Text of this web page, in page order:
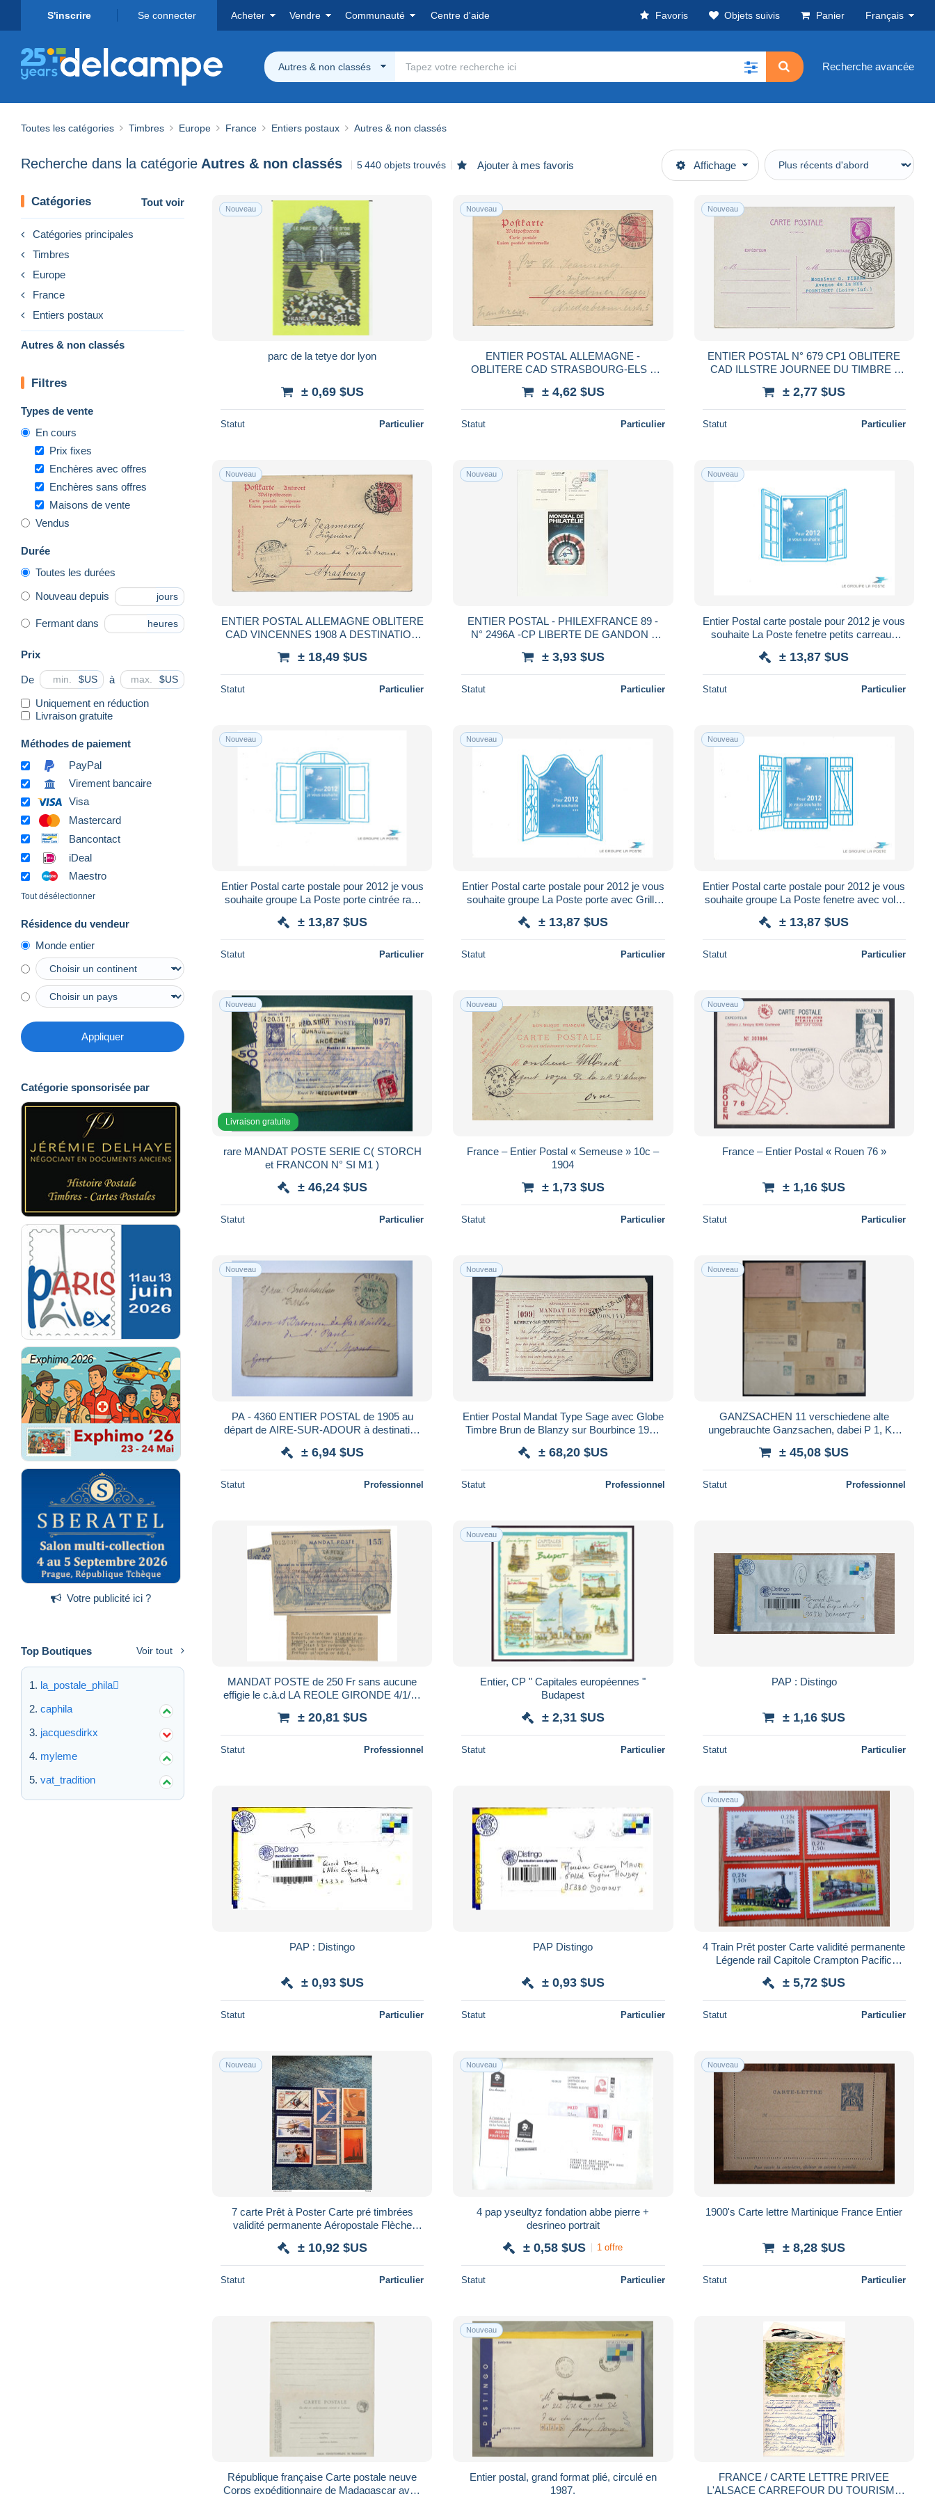
S'inscrire Se connecter Acheter Vendre Communauté Centre d'aide Favoris Objets suivis Panier Français
Autres & non classés Recherche avancée
Toutes les catégories Timbres Europe France Entiers postaux Autres & non classés
Recherche dans la catégorie Autres & non classés 5 440 objets trouvés Ajouter à mes favoris Affichage
Catégories Tout voir
Catégories principales
Timbres
Europe
France
Entiers postaux
Autres & non classés
Filtres
Types de vente
En cours
Prix fixes
Enchères avec offres
Enchères sans offres
Maisons de vente
Vendus
Durée
Toutes les durées
Nouveau depuis jours
Fermant dans heures
Prix
De $US à $US
Uniquement en réduction
Livraison gratuite
Méthodes de paiement
PayPal
Virement bancaire
Visa
Mastercard
Bancontact
iDeal
Maestro
Tout désélectionner
Résidence du vendeur
Monde entier
Appliquer
Catégorie sponsorisée par
Votre publicité ici ?
Top Boutiques Voir tout
la_postale_phila
caphila
jacquesdirkx
myleme
vat_tradition
Nouveau
parc de la tetye dor lyon
± 0,69 $US
Statut Particulier
Nouveau
ENTIER POSTAL ALLEMAGNE -
OBLITERE CAD STRASBOURG-ELS 2
6 1908
± 4,62 $US
Statut Particulier
Nouveau
ENTIER POSTAL N° 679 CP1 OBLITERE
CAD ILLSTRE JOURNEE DU TIMBRE -
± 2,77 $US
Statut Particulier
Nouveau
ENTIER POSTAL ALLEMAGNE OBLITERE
CAD VINCENNES 1908 A DESTINATION
± 18,49 $US
Statut Particulier
Nouveau
ENTIER POSTAL - PHILEXFRANCE 89 -
N° 2496A -CP LIBERTE DE GANDON -
± 3,93 $US
Statut Particulier
Nouveau
Entier Postal carte postale pour 2012 je vous
souhaite La Poste fenetre petits carreaux
± 13,87 $US
Statut Particulier
Nouveau
Entier Postal carte postale pour 2012 je vous
souhaite groupe La Poste porte cintrée rare
± 13,87 $US
Statut Particulier
Nouveau
Entier Postal carte postale pour 2012 je vous
souhaite groupe La Poste porte avec Grille
± 13,87 $US
Statut Particulier
Nouveau
Entier Postal carte postale pour 2012 je vous
souhaite groupe La Poste fenetre avec volet
± 13,87 $US
Statut Particulier
Nouveau
Livraison gratuite
rare MANDAT POSTE SERIE C( STORCH
et FRANCON N° SI M1 )
± 46,24 $US
Statut Particulier
Nouveau
France – Entier Postal « Semeuse » 10c –
1904
± 1,73 $US
Statut Particulier
Nouveau
France – Entier Postal « Rouen 76 »
± 1,16 $US
Statut Particulier
Nouveau
PA - 4360 ENTIER POSTAL de 1905 au
départ de AIRE-SUR-ADOUR à destination
± 6,94 $US
Statut Professionnel
Nouveau
Entier Postal Mandat Type Sage avec Globe
Timbre Brun de Blanzy sur Bourbince 1902
± 68,20 $US
Statut Professionnel
Nouveau
GANZSACHEN 11 verschiedene alte
ungebrauchte Ganzsachen, dabei P 1, K2,
± 45,08 $US
Statut Professionnel
MANDAT POSTE de 250 Fr sans aucune
effigie le c.à.d LA REOLE GIRONDE 4/1/47
± 20,81 $US
Statut Professionnel
Nouveau
Entier, CP " Capitales européennes "
Budapest
± 2,31 $US
Statut Particulier
PAP : Distingo
± 1,16 $US
Statut Particulier
PAP : Distingo
± 0,93 $US
Statut Particulier
PAP Distingo
± 0,93 $US
Statut Particulier
Nouveau
4 Train Prêt poster Carte validité permanente
Légende rail Capitole Crampton Pacific
± 5,72 $US
Statut Particulier
Nouveau
7 carte Prêt à Poster Carte pré timbrées
validité permanente Aéropostale Flèche
± 10,92 $US
Statut Particulier
Nouveau
4 pap yseultyz fondation abbe pierre +
desrineo portrait
± 0,58 $US 1 offre
Statut Particulier
Nouveau
1900's Carte lettre Martinique France Entier
± 8,28 $US
Statut Particulier
République française Carte postale neuve
Corps expéditionnaire de Madagascar avec
Nouveau
Entier postal, grand format plié, circulé en
1987.
FRANCE / CARTE LETTRE PRIVEE
L'ALSACE CARREFOUR DU TOURISME